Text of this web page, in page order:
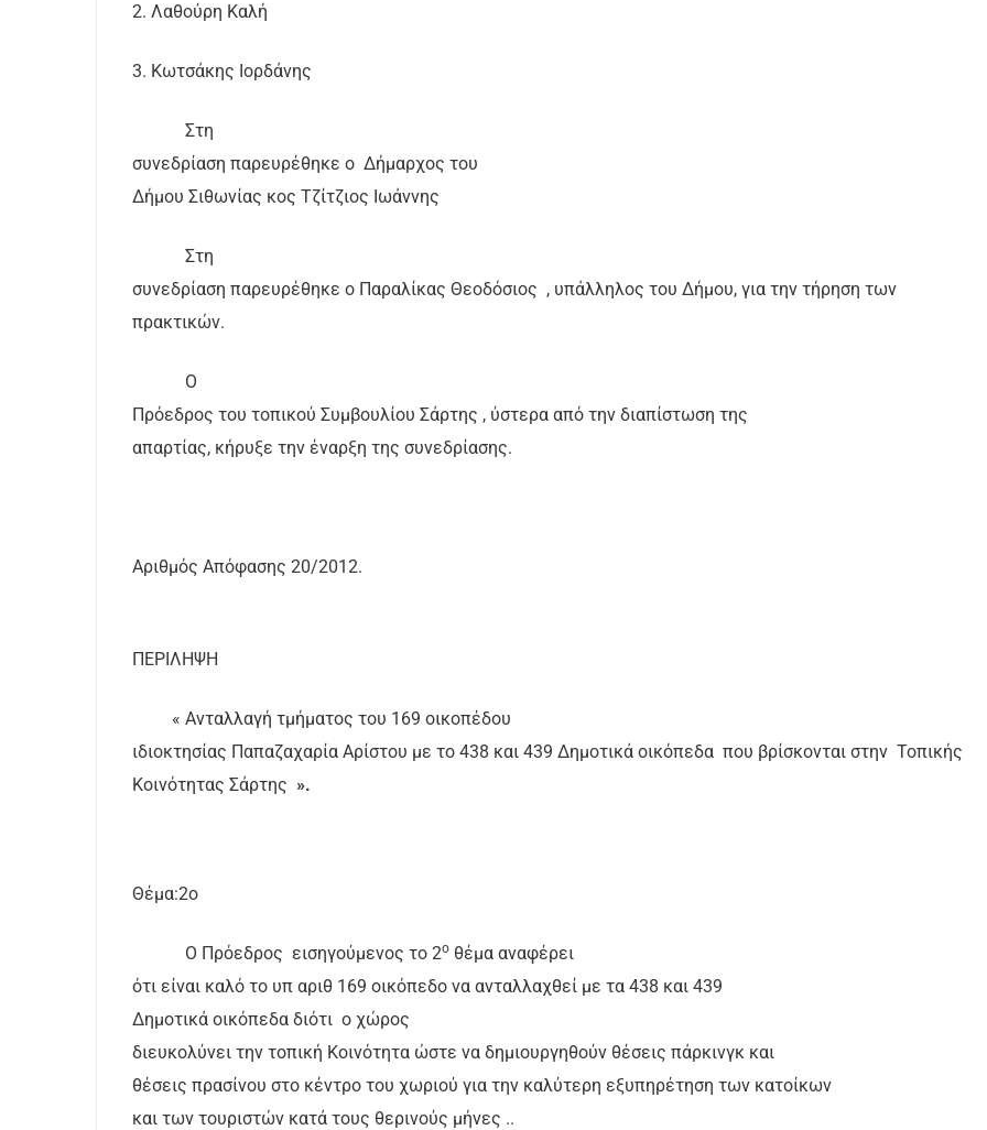
2. Λαθούρη Καλή
3. Κωτσάκης Ιορδάνης
Στη
συνεδρίαση παρευρέθηκε ο Δήμαρχος του
Δήμου Σιθωνίας κος Τζίτζιος Ιωάννης
Στη
συνεδρίαση παρευρέθηκε ο Παραλίκας Θεοδόσιος , υπάλληλος του Δήμου, για την τήρηση των
πρακτικών.
Ο
Πρόεδρος του τοπικού Συμβουλίου Σάρτης , ύστερα από την διαπίστωση της
απαρτίας, κήρυξε την έναρξη της συνεδρίασης.
Αριθμός Απόφασης 20/2012.
ΠΕΡΙΛΗΨΗ
« Ανταλλαγή τμήματος του 169 οικοπέδου
ιδιοκτησίας Παπαζαχαρία Αρίστου με το 438 και 439 Δημοτικά οικόπεδα που βρίσκονται στην Τοπικής
Κοινότητας Σάρτης ».
Θέμα:2ο
Ο Πρόεδρος εισηγούμενος το 2ο θέμα αναφέρει
ότι είναι καλό το υπ αριθ 169 οικόπεδο να ανταλλαχθεί με τα 438 και 439
Δημοτικά οικόπεδα διότι ο χώρος
διευκολύνει την τοπική Κοινότητα ώστε να δημιουργηθούν θέσεις πάρκινγκ και
θέσεις πρασίνου στο κέντρο του χωριού για την καλύτερη εξυπηρέτηση των κατοίκων
και των τουριστών κατά τους θερινούς μήνες ..